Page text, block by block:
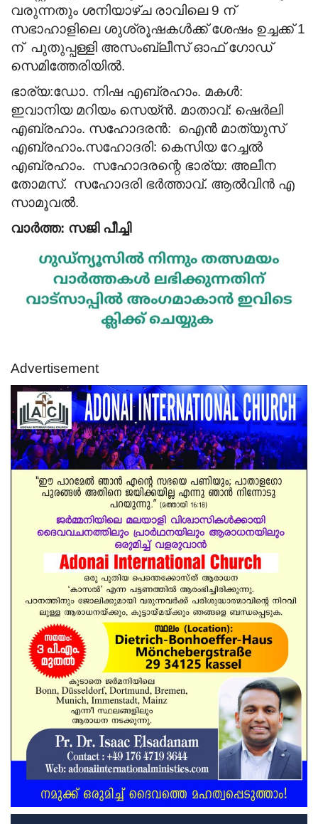
വരുന്നതും ശനിയാഴ്ച രാവിലെ 9 ന്
സഭാഹാളിലെ ശുശ്രൂഷകൾക്ക് ശേഷം ഉച്ചക്ക് 1
ന് പുതുപ്പള്ളി അസംബ്ലീസ് ഓഫ് ഗോഡ്
സെമിത്തേരിയിൽ.
ഭാര്യ:ഡോ. നിഷ എബ്രഹാം. മകൾ:
ഇവാനിയ മറിയം സെയ്ൻ. മാതാവ്: ഷെർലി
എബ്രഹാം. സഹോദരൻ: ഐൻ മാത്യുസ്
എബ്രഹാം.സഹോദരി: കെസിയ റേച്ചൽ
എബ്രഹാം. സഹോദരന്റെ ഭാര്യ: അലീന
തോമസ്. സഹോദരി ഭർത്താവ്. ആൽവിൻ എ
സാമൂവൽ.
വാർത്ത: സജി പീച്ചി
Advertisement